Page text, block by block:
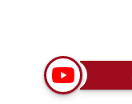
Tendencias